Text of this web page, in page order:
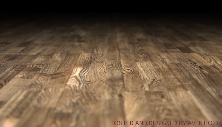
HOSTED AND DESIGNED BY AVENTIO.DK